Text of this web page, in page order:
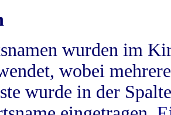
wurden im
wobei
wurde in der